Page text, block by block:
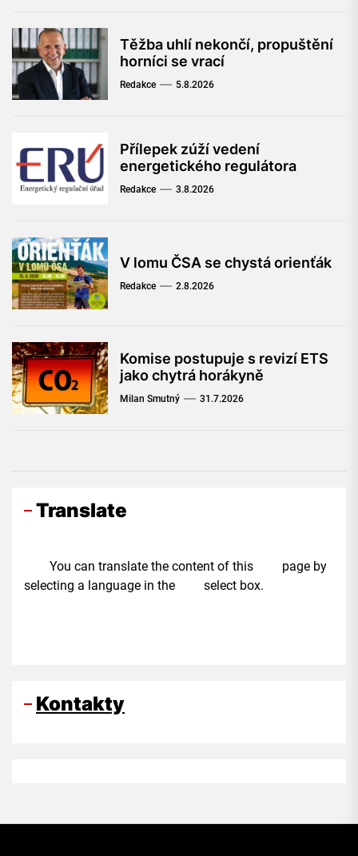
Těžba uhlí nekončí, propuštění
horníci se vrací
Redakce 5.8.2026
Přílepek zúží vedení
energetického regulátora
Redakce 3.8.2026
V lomu ČSA se chystá orienťák
Redakce 2.8.2026
Komise postupuje s revizí ETS
jako chytrá horákyně
Milan Smutný 31.7.2026
Translate
You can translate the content of this page by
selecting a language in the select box.
Kontakty